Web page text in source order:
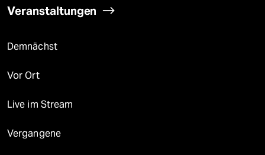
Veranstaltungen
Demnächst
Vor Ort
Live im Stream
Vergangene